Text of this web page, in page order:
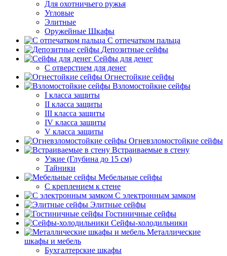
Для охотничьего ружья
Угловые
Элитные
Оружейные Шкафы
С отпечатком пальца
Депозитные сейфы
Сейфы для денег
С отверстием для денег
Огнестойкие сейфы
Взломостойкие сейфы
I класса защиты
II класса защиты
III класса защиты
IV класса защиты
V класса защиты
Огневзломостойкие сейфы
Встраиваемые в стену
Узкие (Глубина до 15 см)
Тайники
Мебельные сейфы
С креплением к стене
С электронным замком
Элитные сейфы
Гостиничные сейфы
Сейфы-холодильники
Металлические
шкафы и мебель
Бухгалтерские шкафы